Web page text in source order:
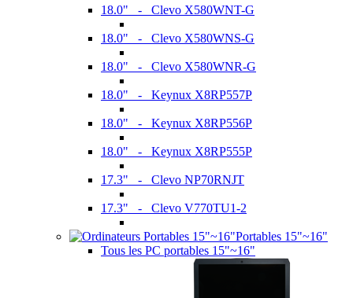
18.0" - Clevo X580WNT-G
18.0" - Clevo X580WNS-G
18.0" - Clevo X580WNR-G
18.0" - Keynux X8RP557P
18.0" - Keynux X8RP556P
18.0" - Keynux X8RP555P
17.3" - Clevo NP70RNJT
17.3" - Clevo V770TU1-2
Portables 15"~16"
Tous les PC portables 15"~16"